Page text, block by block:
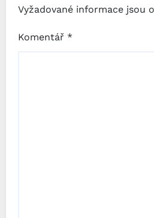
Vyžadované informace jsou
Komentář *